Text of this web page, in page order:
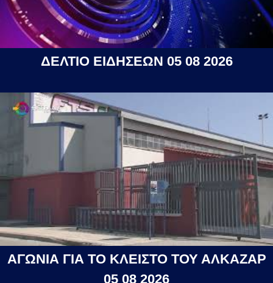
ΔΕΛΤΙΟ ΕΙΔΗΣΕΩΝ 05 08 2026
ΑΓΩΝΙΑ ΓΙΑ ΤΟ ΚΛΕΙΣΤΟ ΤΟΥ ΑΛΚΑΖΑΡ
05 08 2026